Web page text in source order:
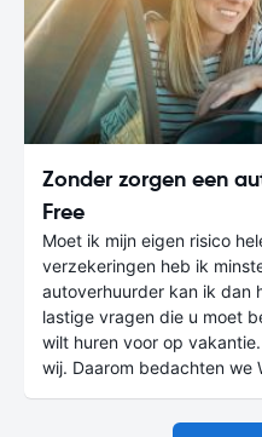
Zonder zorgen een
Free
Moet ik mijn eigen risico
verzekeringen heb ik
autoverhuurder kan ik dan
lastige vragen die u moet
wilt huren voor op
wij. Daarom bedachten we